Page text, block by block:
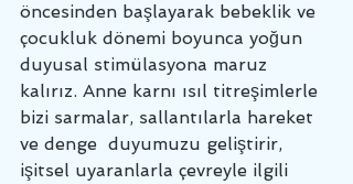
öncesinden başlayarak bebeklik ve
çocukluk dönemi boyunca yoğun
duyusal stimülasyona maruz
kalırız. Anne karnı ısıl titreşimlerle
bizi sarmalar, sallantılarla hareket
ve denge  duyumuzu geliştirir,
işitsel uyaranlarla çevreyle ilgili